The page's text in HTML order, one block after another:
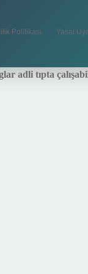
Politikası Yasal
adli tıpta